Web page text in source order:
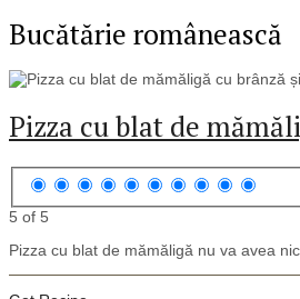
Bucătărie românească
Pizza cu blat de
5 of 5
Pizza cu blat de mămăligă nu va avea